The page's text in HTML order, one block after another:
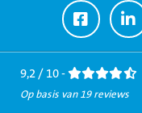
Ga
naar
Facebook
Ga
9,2 / 10 -
Op basis van 19 reviews